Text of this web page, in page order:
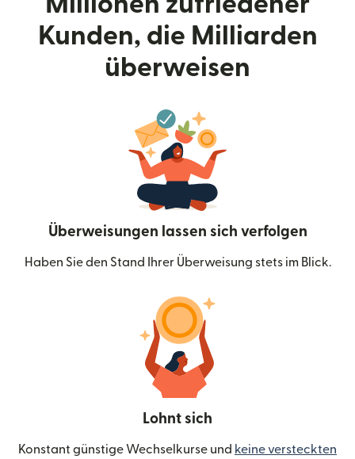
Kunden, die Milliarden
überweisen
Überweisungen lassen sich verfolgen
Haben Sie den Stand Ihrer Überweisung stets im Blick.
Lohnt sich
Konstant günstige Wechselkurse und keine versteckten